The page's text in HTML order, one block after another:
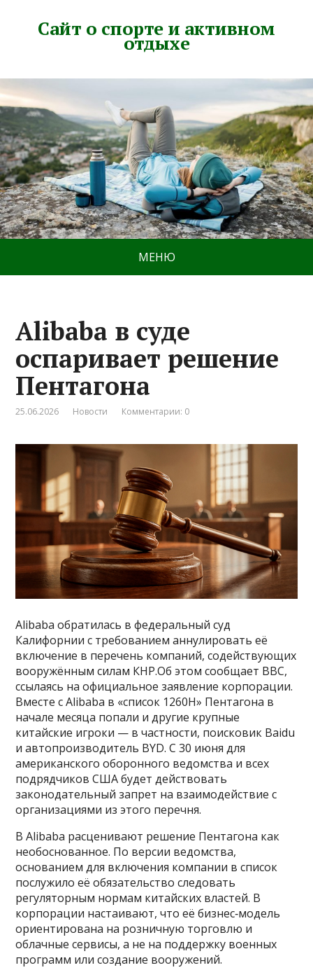
Сайт о спорте и активном
отдыхе
МЕНЮ
Alibaba в суде
оспаривает решение
Пентагона
25.06.2026 Новости Комментарии: 0
Alibaba обратилась в федеральный суд
Калифорнии с требованием аннулировать её
включение в перечень компаний, содействующих
вооружённым силам КНР.Об этом сообщает BBC,
ссылаясь на официальное заявление корпорации.
Вместе с Alibaba в «список 1260H» Пентагона в
начале месяца попали и другие крупные
китайские игроки — в частности, поисковик Baidu
и автопроизводитель BYD. С 30 июня для
американского оборонного ведомства и всех
подрядчиков США будет действовать
законодательный запрет на взаимодействие с
организациями из этого перечня.
В Alibaba расценивают решение Пентагона как
необоснованное. По версии ведомства,
основанием для включения компании в список
послужило её обязательство следовать
регуляторным нормам китайских властей. В
корпорации настаивают, что её бизнес‑модель
ориентирована на розничную торговлю и
облачные сервисы, а не на поддержку военных
программ или создание вооружений.